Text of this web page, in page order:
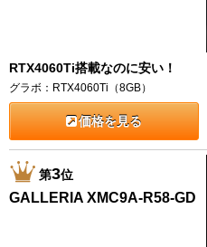
RTX4060Ti搭載なのに安い！
グラボ：RTX4060Ti（8GB）
価格を見る
第3位
GALLERIA XMC9A-R58-GD